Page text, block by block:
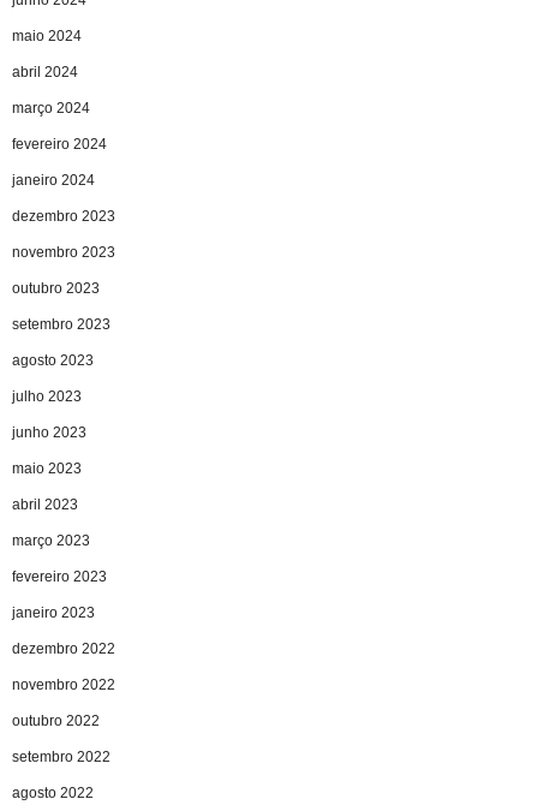
maio 2024
abril 2024
março 2024
fevereiro 2024
janeiro 2024
dezembro 2023
novembro 2023
outubro 2023
setembro 2023
agosto 2023
julho 2023
junho 2023
maio 2023
abril 2023
março 2023
fevereiro 2023
janeiro 2023
dezembro 2022
novembro 2022
outubro 2022
setembro 2022
agosto 2022